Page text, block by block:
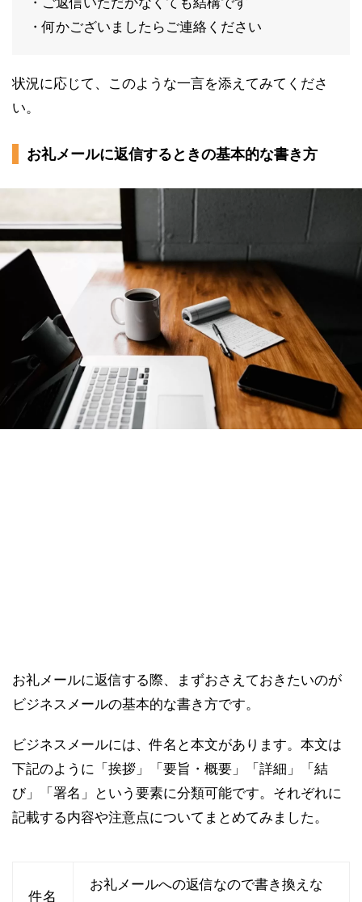
・何かございましたらご連絡ください
状況に応じて、このような一言を添えてみてくださ
い。
お礼メールに返信するときの基本的な書き方
お礼メールに返信する際、まずおさえておきたいのが
ビジネスメールの基本的な書き方です。
ビジネスメールには、件名と本文があります。本文は
下記のように「挨拶」「要旨・概要」「詳細」「結
び」「署名」という要素に分類可能です。それぞれに
記載する内容や注意点についてまとめてみました。
件名
お礼メールへの返信なので書き換えな